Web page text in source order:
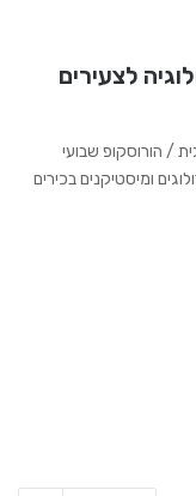
לצעירים
/ הורוסקופ שבועי
ומיסטיקנים בכירים